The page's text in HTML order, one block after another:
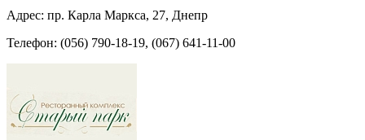
Адрес: пр. Карла Маркса, 27, Днепр
Телефон: (056) 790-18-19, (067) 641-11-00